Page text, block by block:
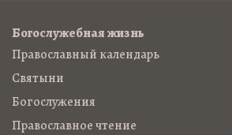
Богослужебная жизнь
Православный календарь
Святыни
Богослужения
Православное чтение